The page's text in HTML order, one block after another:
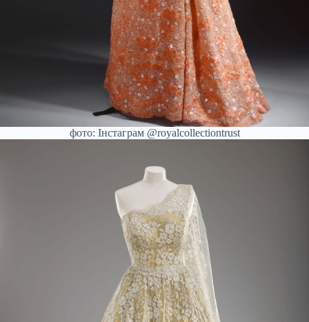
фото: Інстаграм @royalcollectiontrust